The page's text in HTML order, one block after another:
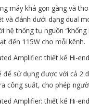
máy khá gọn gàng và
và đánh dưới dạng dual
hệ thống tụ nguồn
đến 115W cho mỗi kênh.
sử dụng được với cả 2
công suất, cho phép